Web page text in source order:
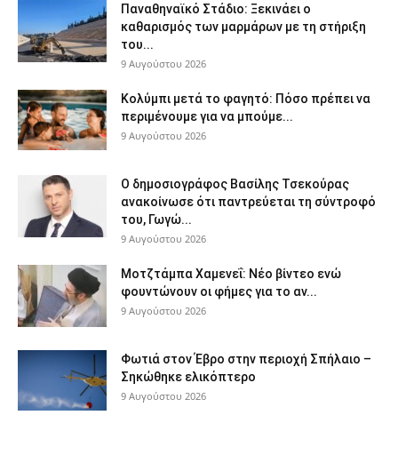
Παναθηναϊκό Στάδιο: Ξεκινάει ο
καθαρισμός των μαρμάρων με τη στήριξη
του...
9 Αυγούστου 2026
Κολύμπι μετά το φαγητό: Πόσο πρέπει να
περιμένουμε για να μπούμε...
9 Αυγούστου 2026
Ο δημοσιογράφος Βασίλης Τσεκούρας
ανακοίνωσε ότι παντρεύεται τη σύντροφό
του, Γωγώ...
9 Αυγούστου 2026
Μοτζτάμπα Χαμενεΐ: Νέο βίντεο ενώ
φουντώνουν οι φήμες για το αν...
9 Αυγούστου 2026
Φωτιά στον Έβρο στην περιοχή Σπήλαιο –
Σηκώθηκε ελικόπτερο
9 Αυγούστου 2026